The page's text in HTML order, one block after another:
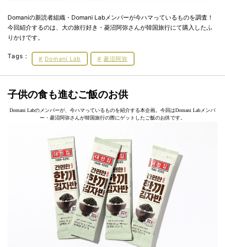
Domaniの新読者組織・Domani Labメンバーが今ハマっているものを調査！
今回紹介するのは、大の旅行好き・菱沼阿弥さんが韓国旅行にて購入したふ
りかけです。
Tags： Domani Lab 菱沼阿弥
子供の食も進むご飯のお供
Domani Labのメンバーが、今ハマっているものを紹介する本企画。今回はDomani Labメンバ
ー・菱沼阿弥さんが韓国旅行の際にゲットしたご飯のお供です。